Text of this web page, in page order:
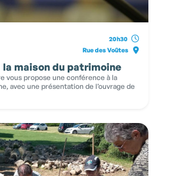
20h30
Rue des Voûtes
la maison du patrimoine
vous propose une conférence à la
avec une présentation de l’ouvrage de